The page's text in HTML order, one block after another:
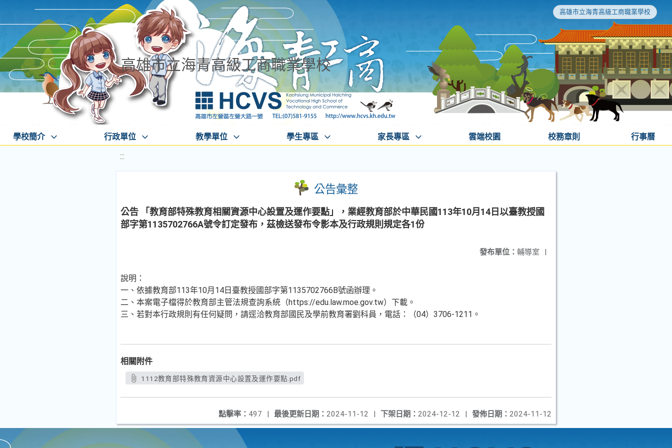
高雄市立海青高級工商職業學校
高雄市立海青高級工商職業學校
學校簡介 行政單位 教學單位 學生專區 家長專區 雲端校園 校務章則 行事曆
:::
公告彙整
公告 「教育部特殊教育相關資源中心設置及運作要點」，業經教育部於中華民國113年10月14日以臺教授國
部字第1135702766A號令訂定發布，茲檢送發布令影本及行政規則規定各1份
發布單位： 輔導室 |
說明：
一、依據教育部113年10月14日臺教授國部字第1135702766B號函辦理。
二、本案電子檔得於教育部主管法規查詢系統（https://edu.law.moe.gov.tw）下載。
三、若對本行政規則有任何疑問，請逕洽教育部國民及學前教育署劉科員，電話：（04）3706-1211。
相關附件
1112教育部特殊教育資源中心設置及運作要點.pdf
發佈日期： 2024-11-12
下架日期： 2024-12-12 |
最後更新日期： 2024-11-12 |
點擊率： 497 |